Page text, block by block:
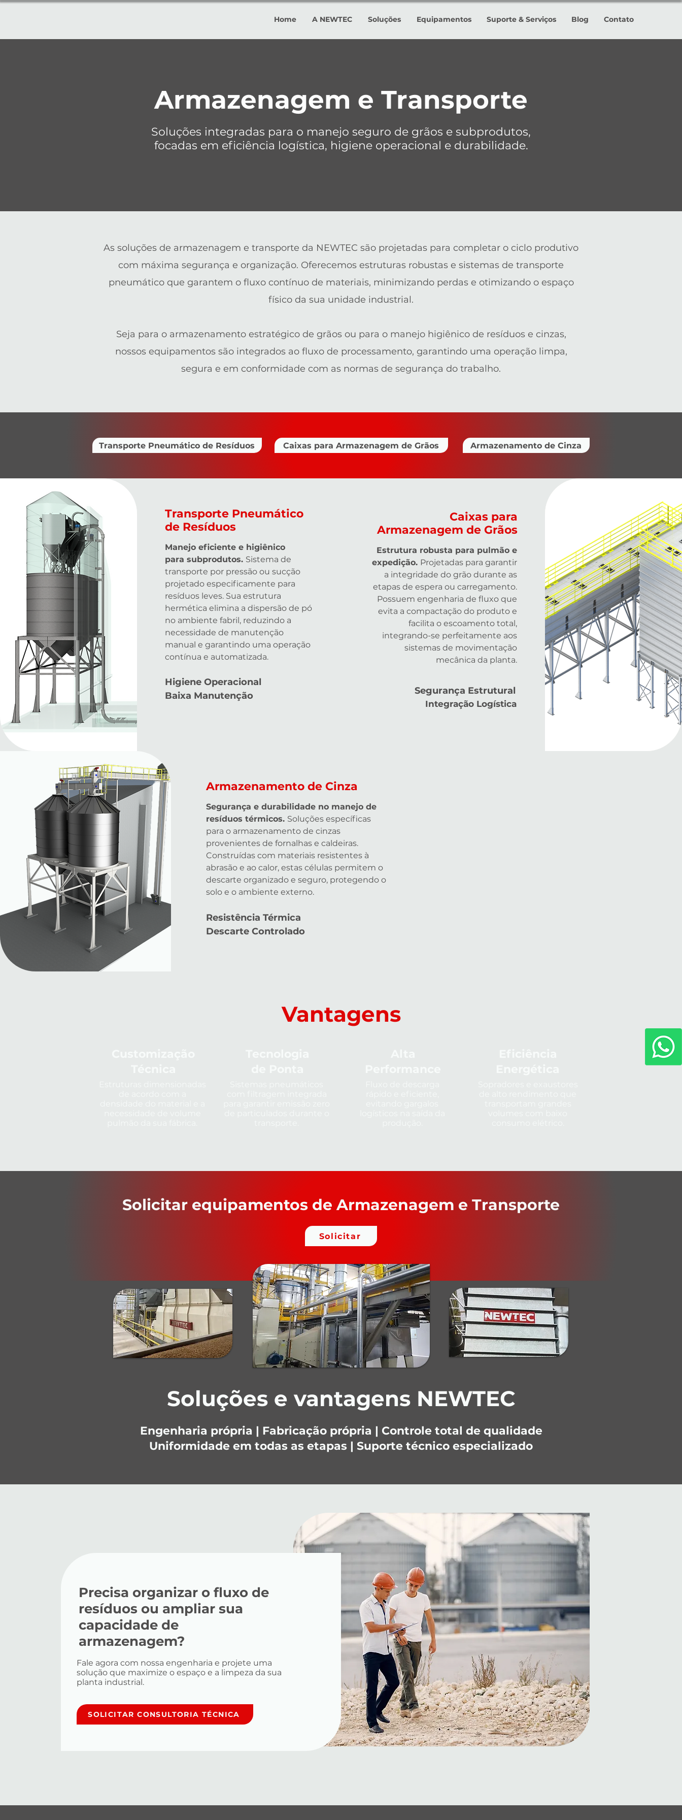
Home A NEWTEC Soluções Equipamentos Suporte & Serviços Blog Contato
Armazenagem e Transporte
Soluções integradas para o manejo seguro de grãos e subprodutos,
focadas em eficiência logística, higiene operacional e durabilidade.
As soluções de armazenagem e transporte da NEWTEC são projetadas para completar o ciclo produtivo
com máxima segurança e organização. Oferecemos estruturas robustas e sistemas de transporte
pneumático que garantem o fluxo contínuo de materiais, minimizando perdas e otimizando o espaço
físico da sua unidade industrial.
Seja para o armazenamento estratégico de grãos ou para o manejo higiênico de resíduos e cinzas,
nossos equipamentos são integrados ao fluxo de processamento, garantindo uma operação limpa,
segura e em conformidade com as normas de segurança do trabalho.
Transporte Pneumático de Resíduos Caixas para Armazenagem de Grãos Armazenamento de Cinza
Transporte Pneumático
de Resíduos
Manejo eficiente e higiênico
para subprodutos. Sistema de
transporte por pressão ou sucção
projetado especificamente para
resíduos leves. Sua estrutura
hermética elimina a dispersão de pó
no ambiente fabril, reduzindo a
necessidade de manutenção
manual e garantindo uma operação
contínua e automatizada.
Higiene Operacional
Baixa Manutenção
Caixas para
Armazenagem de Grãos
Estrutura robusta para pulmão e
expedição. Projetadas para garantir
a integridade do grão durante as
etapas de espera ou carregamento.
Possuem engenharia de fluxo que
evita a compactação do produto e
facilita o escoamento total,
integrando-se perfeitamente aos
sistemas de movimentação
mecânica da planta.
Segurança Estrutural
Integração Logística
Armazenamento de Cinza
Segurança e durabilidade no manejo de
resíduos térmicos. Soluções específicas
para o armazenamento de cinzas
provenientes de fornalhas e caldeiras.
Construídas com materiais resistentes à
abrasão e ao calor, estas células permitem o
descarte organizado e seguro, protegendo o
solo e o ambiente externo.
Resistência Térmica
Descarte Controlado
Vantagens
Solicitar equipamentos de Armazenagem e Transporte
Solicitar
Soluções e vantagens NEWTEC
Engenharia própria | Fabricação própria | Controle total de qualidade
Uniformidade em todas as etapas | Suporte técnico especializado
Precisa organizar o fluxo de
resíduos ou ampliar sua
capacidade de
armazenagem?
Fale agora com nossa engenharia e projete uma
solução que maximize o espaço e a limpeza da sua
planta industrial.
SOLICITAR CONSULTORIA TÉCNICA